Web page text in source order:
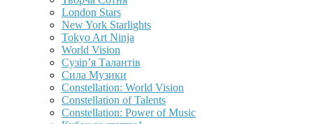
London Stars
New York Starlights
Tokyo Art Ninja
World Vision
Сузір’я Талантів
Сила Музики
Constellation: World Vision
Constellation of Talents
Constellation: Power of Music